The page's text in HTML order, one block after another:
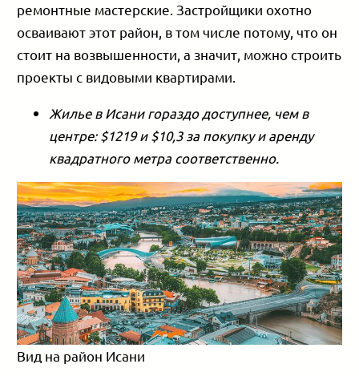
ремонтные мастерские. Застройщики охотно
осваивают этот район, в том числе потому, что он
стоит на возвышенности, а значит, можно строить
проекты с видовыми квартирами.
Жилье в Исани гораздо доступнее, чем в
центре: $1219 и $10,3 за покупку и аренду
квадратного метра соответственно.
Вид на район Исани